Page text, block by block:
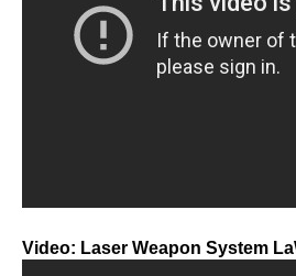
Video: Laser Weapon System